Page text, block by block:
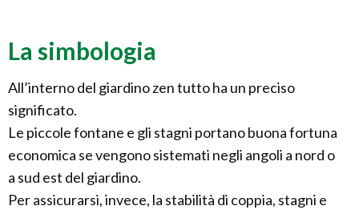
La simbologia
All’interno del giardino zen tutto ha un preciso
significato.
Le piccole fontane e gli stagni portano buona fortuna
economica se vengono sistemati negli angoli a nord o
a sud est del giardino.
Per assicurarsi, invece, la stabilità di coppia, stagni e